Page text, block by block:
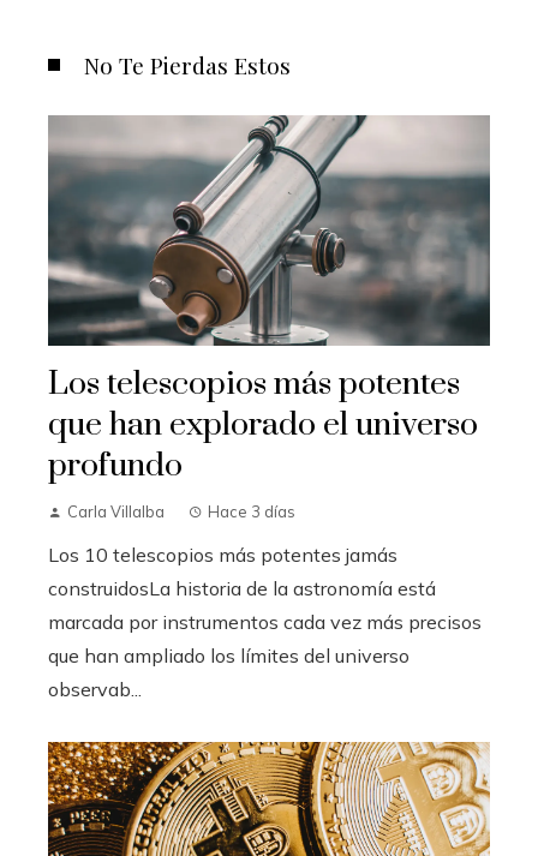
No Te Pierdas Estos
Los telescopios más potentes
que han explorado el universo
profundo
Carla Villalba Hace 3 días
Los 10 telescopios más potentes jamás
construidosLa historia de la astronomía está
marcada por instrumentos cada vez más precisos
que han ampliado los límites del universo
observab...